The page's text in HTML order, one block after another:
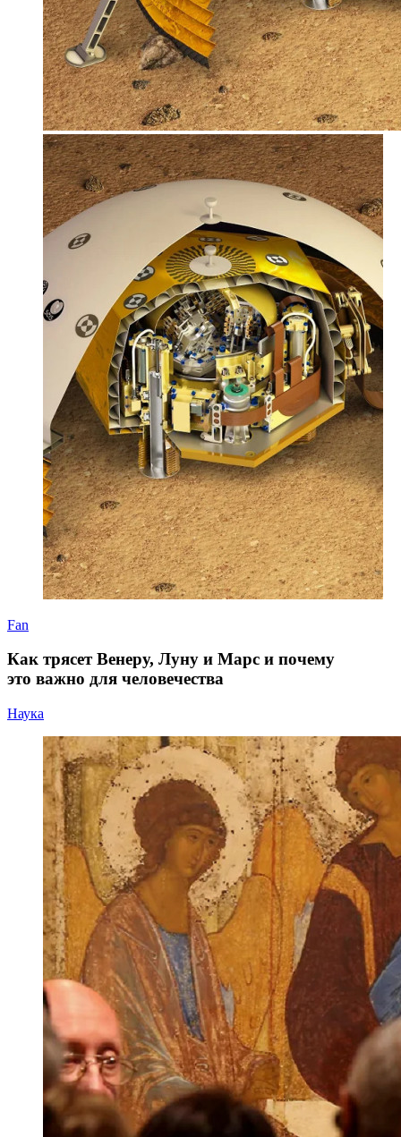
Fan
Как трясет Венеру, Луну и Марс и почему
это важно для человечества
Наука